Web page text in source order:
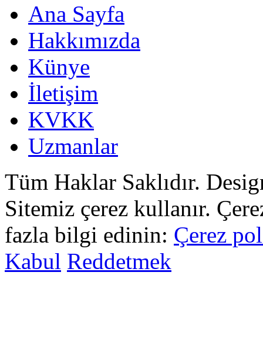
Ana Sayfa
Hakkımızda
Künye
İletişim
KVKK
Uzmanlar
Tüm Haklar Saklıdır.
Sitemiz çerez kullanır.
fazla bilgi edinin: Çerez
Kabul Reddetmek